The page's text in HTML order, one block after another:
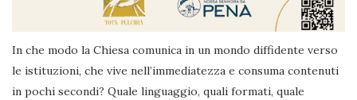
In che modo la Chiesa comunica in un mondo diffidente verso
le istituzioni, che vive nell’immediatezza e consuma contenuti
in pochi secondi? Quale linguaggio, quali formati, quale